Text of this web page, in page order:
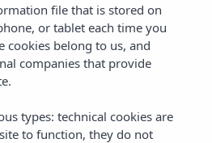
Dreams
file that is stored on
or tablet each time you
cookies belong to us, and
companies that provide
types: technical cookies are
to function, they do not